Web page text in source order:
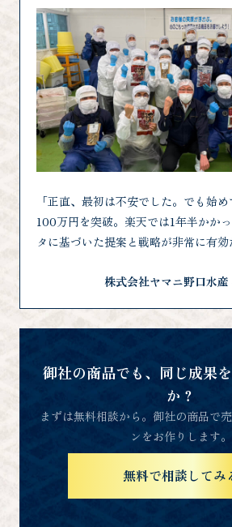
「正直、最初は不安でした。でも始
100万円を突破。楽天では1年半かか
タに基づいた提案と戦略が非常に有効
株式会社ヤマニ野口水
御社の商品でも、同じ成果
か？
まずは無料相談から。御社の商品で
ンをお作りします。
無料で相談してみ